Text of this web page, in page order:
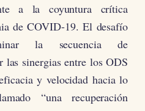
a la coyuntura crítica
de COVID-19. El desafío
la secuencia de
sinergias entre los ODS
y velocidad hacia lo
“una recuperación